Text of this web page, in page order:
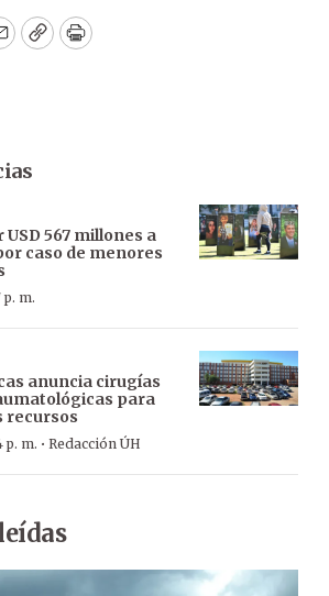
CopyPrint
567 millones a
caso de menores
p. m.
anuncia cirugías
para
recursos
p. m. · Redacción ÚH